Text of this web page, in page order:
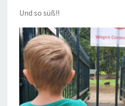
Und so süß!!